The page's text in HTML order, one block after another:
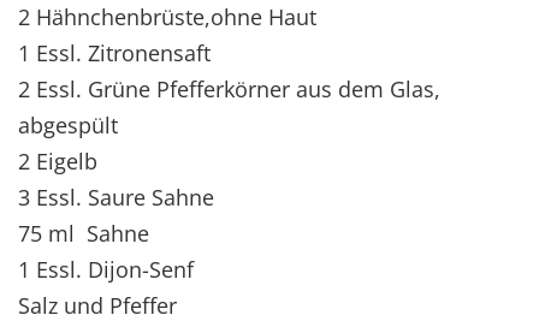
2 Hähnchenbrüste,ohne Haut
1 Essl. Zitronensaft
2 Essl. Grüne Pfefferkörner aus dem Glas,
abgespült
2 Eigelb
3 Essl. Saure Sahne
75 ml Sahne
1 Essl. Dijon-Senf
Salz und Pfeffer